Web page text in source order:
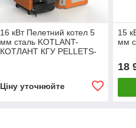
16 кВт Пелетний котел 5
мм сталь KOTLANT-
КОТЛАНТ КГУ PELLETS-
Ціну уточнюйте
15
мм
18